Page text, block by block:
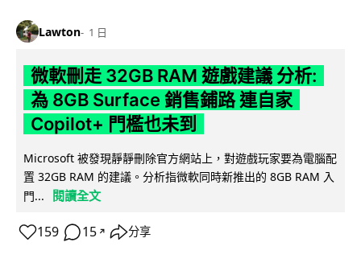
Lawton 1 日
微軟刪走 32GB RAM 遊戲建議 分析:
為 8GB Surface 銷售鋪路 連自家
Copilot+ 門檻也未到
Microsoft 被發現靜靜刪除官方網站上，對遊戲玩家要為電腦配
置 32GB RAM 的建議。分析指微軟同時新推出的 8GB RAM 入
門...
閱讀全文
159 15 ↗ 分享